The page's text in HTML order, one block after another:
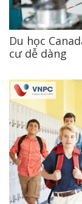
Du học
cư dễ dàng